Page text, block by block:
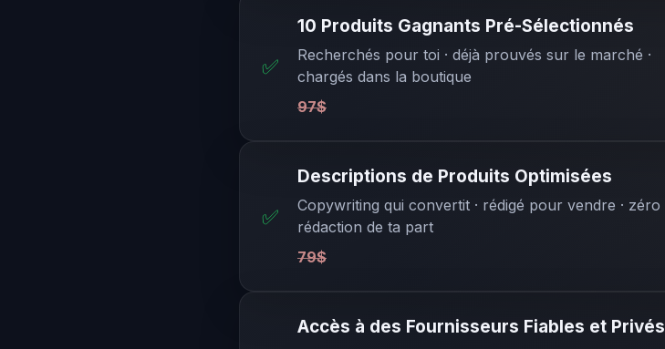
✅
10 Produits Gagnants Pré-Sélectionnés
Recherchés pour toi · déjà prouvés sur le marché ·
chargés dans la boutique
97$
✅
Descriptions de Produits Optimisées
Copywriting qui convertit · rédigé pour vendre · zéro
rédaction de ta part
79$
Accès à des Fournisseurs Fiables et Privés